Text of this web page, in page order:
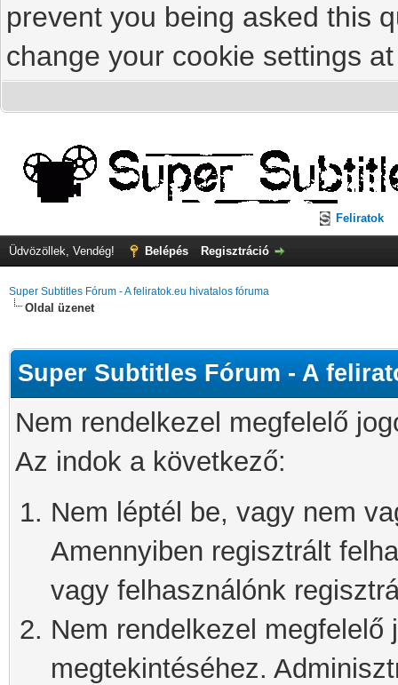
prevent you being asked this
change your cookie settings
Feliratok
Üdvözöllek, Vendég! Belépés Regisztráció
Super Subtitles Fórum - A feliratok.eu hivatalos fóruma
Oldal üzenet
Super Subtitles Fórum - A
Nem rendelkezel megfelelő
Az indok a következő:
Nem léptél be, vagy nem
Amennyiben regisztrált
vagy felhasználónk
Nem rendelkezel megfelelő
megtekintéséhez.